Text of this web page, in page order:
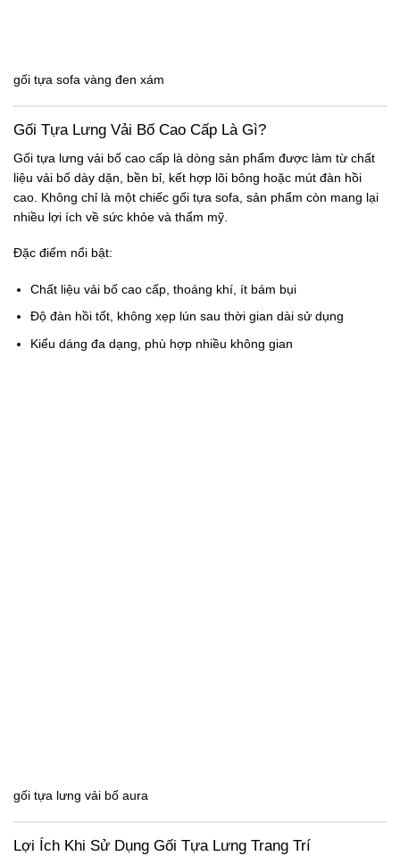
gối tựa sofa vàng đen xám
Gối Tựa Lưng Vải Bố Cao Cấp Là Gì?
Gối tựa lưng vải bố cao cấp là dòng sản phẩm được làm từ chất
liệu vải bố dày dặn, bền bỉ, kết hợp lõi bông hoặc mút đàn hồi
cao. Không chỉ là một chiếc gối tựa sofa , sản phẩm còn mang lại
nhiều lợi ích về sức khỏe và thẩm mỹ.
Đặc điểm nổi bật:
Chất liệu vải bố cao cấp, thoáng khí, ít bám bụi
Độ đàn hồi tốt, không xẹp lún sau thời gian dài sử dụng
Kiểu dáng đa dạng, phù hợp nhiều không gian
gối tựa lưng vải bố aura
Lợi Ích Khi Sử Dụng Gối Tựa Lưng Trang Trí